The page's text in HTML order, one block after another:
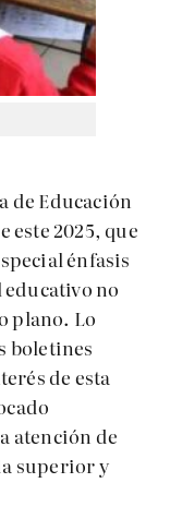
de Educación
este 2025, que
énfasis
educativo no
plano. Lo
boletines
de esta
atención de
superior y